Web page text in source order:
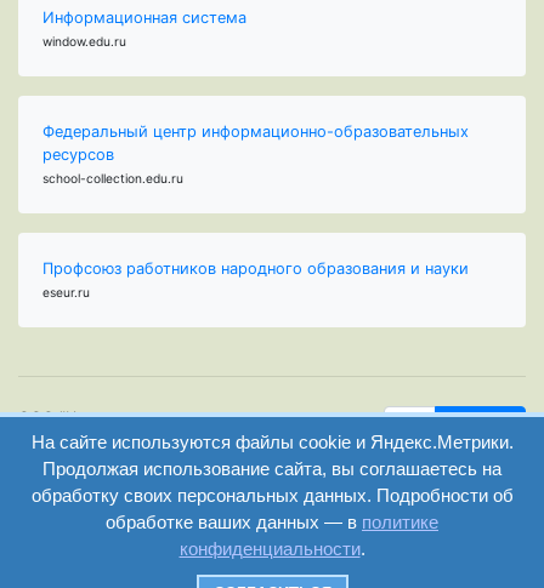
Информационная система
window.edu.ru
Федеральный центр информационно-образовательных
ресурсов
school-collection.edu.ru
Профсоюз работников народного образования и науки
eseur.ru
ООО "Центр
образования и
консалтинга"
Волгоград 2008-
2026
вход
регистрация
Версия
сайта для
слабовидящих
На сайте используются файлы cookie и Яндекс.Метрики.
Продолжая использование сайта, вы соглашаетесь на
обработку своих персональных данных. Подробности об
обработке ваших данных — в политике
конфиденциальности.